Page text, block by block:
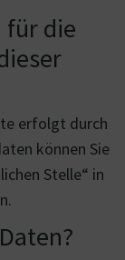
für die
erfolgt durch
können Sie
Stelle“ in